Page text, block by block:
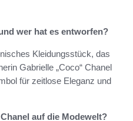
wer hat es entworfen?
Kleidungsstück, das
Gabrielle „Coco“ Chanel
für zeitlose Eleganz und
auf die Modewelt?